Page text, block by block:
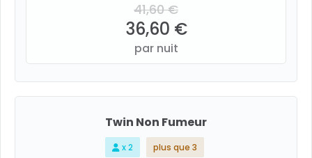
41,60 €
36,60 €
par nuit
Twin Non Fumeur
x 2 plus que 3